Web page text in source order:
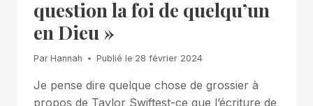
question la foi de quelqu’un
en Dieu »
Par Hannah Publié le 28 février 2024
Je pense dire quelque chose de grossier à
propos de Taylor Swiftest-ce que l’écriture de